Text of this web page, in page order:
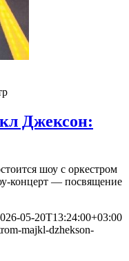
Джексон:
шоу с оркестром
концерт — посвящение
05-20T13:24:00+03:00
majkl-dzhekson-